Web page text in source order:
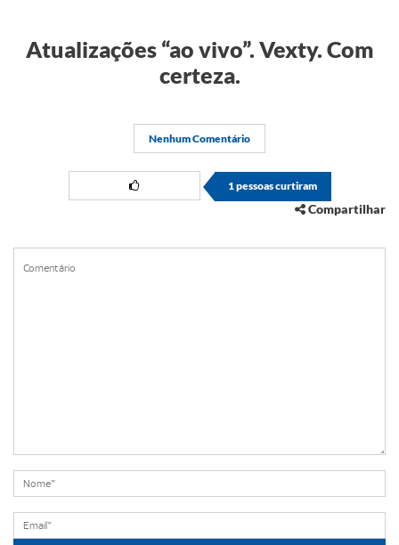
Atualizações “ao vivo”. Vexty. Com
certeza.
Nenhum Comentário
1pessoas curtiram
Compartilhar